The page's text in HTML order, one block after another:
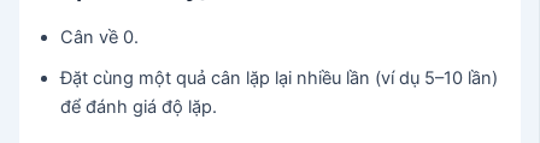
Cân về 0.
Đặt cùng một quả cân lặp lại nhiều lần (ví dụ 5–10 lần)
để đánh giá độ lặp.